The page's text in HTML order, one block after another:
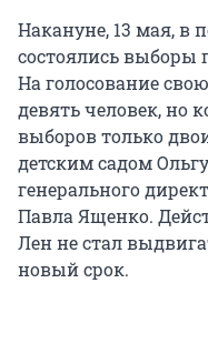
Накануне, 13 мая, в
состоялись выборы
На голосование
девять человек, но
выборов только
детским садом
генерального
Павла Ященко.
Лен не стал
новый срок.